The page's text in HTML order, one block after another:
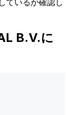
ているか確認し
B.V.に